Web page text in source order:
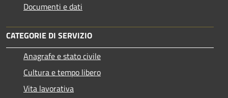
Documenti e dati
CATEGORIE DI SERVIZIO
Anagrafe e stato civile
Cultura e tempo libero
Vita lavorativa